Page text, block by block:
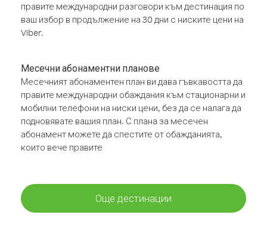
правите международни разговори към дестинация по
ваш избор в продължение на 30 дни с ниските цени на
Viber.
Месечни абонаментни планове
Месечният абонаментен план ви дава гъвкавостта да
правите международни обаждания към стационарни и
мобилни телефони на ниски цени, без да се налага да
подновявате вашия план. С плана за месечен
абонамент можете да спестите от обажданията,
които вече правите
Още дестинации